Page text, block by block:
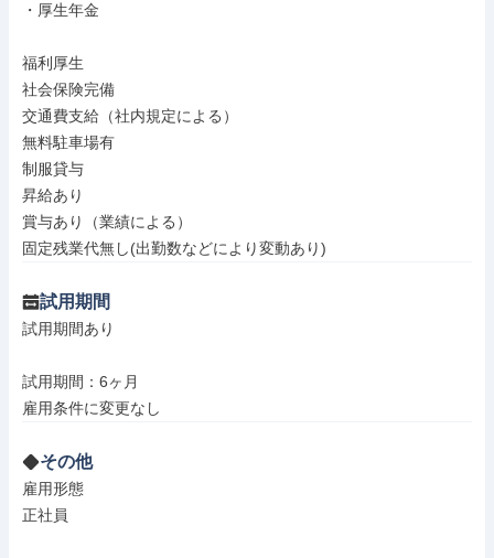
・厚生年金
福利厚生
社会保険完備
交通費支給（社内規定による）
無料駐車場有
制服貸与
昇給あり
賞与あり（業績による）
固定残業代無し(出勤数などにより変動あり)
試用期間
試用期間あり
試用期間：6ヶ月
雇用条件に変更なし
その他
雇用形態
正社員